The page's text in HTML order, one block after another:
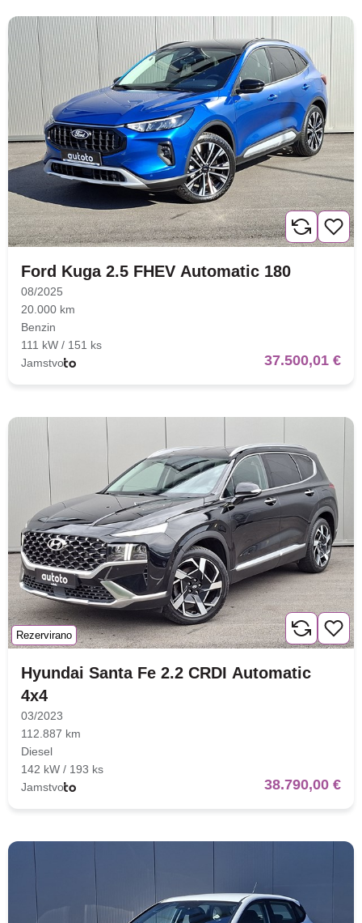
Ford Kuga 2.5 FHEV Automatic 180
08/2025
20.000 km
Benzin
111 kW / 151 ks
Jamstvo
37.500,01 €
Rezervirano
Hyundai Santa Fe 2.2 CRDI Automatic
4x4
03/2023
112.887 km
Diesel
142 kW / 193 ks
Jamstvo
38.790,00 €